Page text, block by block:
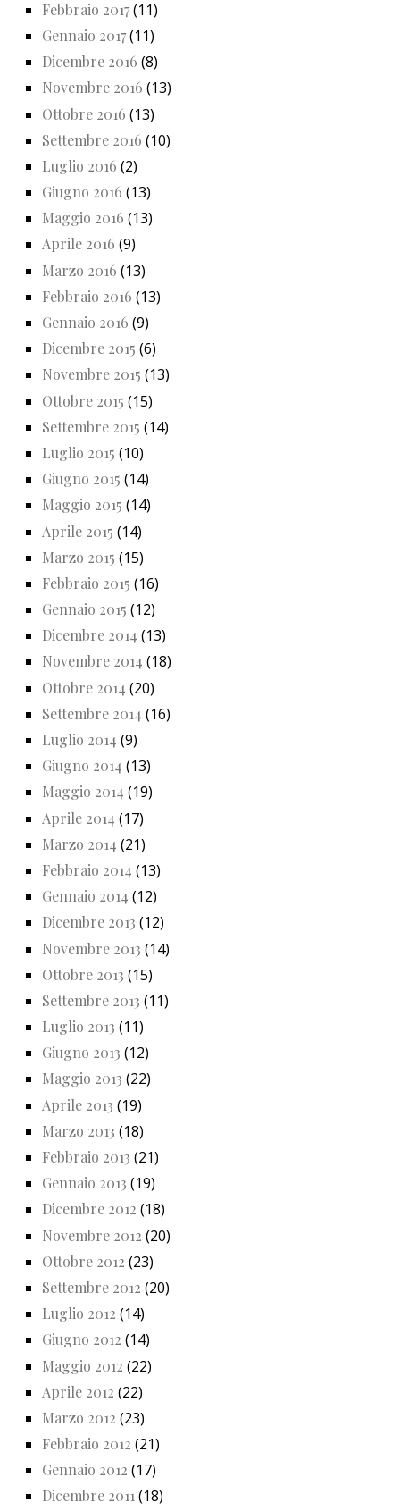
Febbraio 2017(11)
Gennaio 2017(11)
Dicembre 2016 (8)
Novembre 2016 (13)
Ottobre 2016 (13)
Settembre 2016 (10)
Luglio 2016 (2)
Giugno 2016 (13)
Maggio 2016 (13)
Aprile 2016 (9)
Marzo 2016 (13)
Febbraio 2016 (13)
Gennaio 2016 (9)
Dicembre 2015 (6)
Novembre 2015 (13)
Ottobre 2015 (15)
Settembre 2015 (14)
Luglio 2015 (10)
Giugno 2015 (14)
Maggio 2015 (14)
Aprile 2015 (14)
Marzo 2015 (15)
Febbraio 2015 (16)
Gennaio 2015 (12)
Dicembre 2014 (13)
Novembre 2014 (18)
Ottobre 2014 (20)
Settembre 2014 (16)
Luglio 2014 (9)
Giugno 2014 (13)
Maggio 2014 (19)
Aprile 2014 (17)
Marzo 2014 (21)
Febbraio 2014 (13)
Gennaio 2014 (12)
Dicembre 2013 (12)
Novembre 2013 (14)
Ottobre 2013 (15)
Settembre 2013 (11)
Luglio 2013 (11)
Giugno 2013 (12)
Maggio 2013 (22)
Aprile 2013 (19)
Marzo 2013 (18)
Febbraio 2013 (21)
Gennaio 2013 (19)
Dicembre 2012 (18)
Novembre 2012 (20)
Ottobre 2012 (23)
Settembre 2012 (20)
Luglio 2012 (14)
Giugno 2012 (14)
Maggio 2012 (22)
Aprile 2012 (22)
Marzo 2012 (23)
Febbraio 2012 (21)
Gennaio 2012 (17)
Dicembre 2011(18)